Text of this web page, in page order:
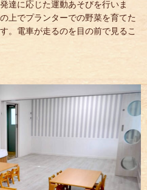
達に応じた運動あそびを行いま
上でプランターでの野菜を育てた
。電車が走るのを目の前で見るこ